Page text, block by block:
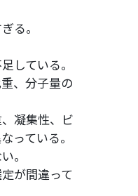
る。
している。
、分子量の
凝集性、ビ
っている。
。
が間違って